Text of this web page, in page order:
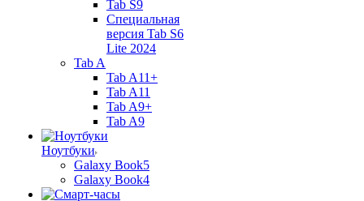
Tab S9
Специальная
версия Tab S6
Lite 2024
Tab A
Tab A11+
Tab A11
Tab A9+
Tab A9
Ноутбуки
Galaxy Book5
Galaxy Book4